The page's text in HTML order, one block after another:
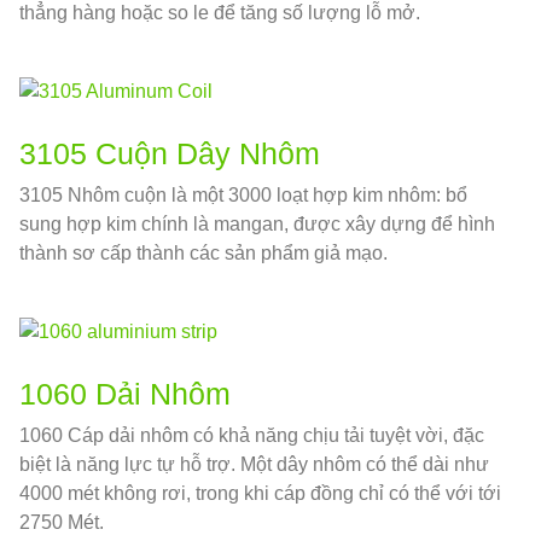
thẳng hàng hoặc so le để tăng số lượng lỗ mở.
3105 Cuộn Dây Nhôm
3105 Nhôm cuộn là một 3000 loạt hợp kim nhôm: bổ
sung hợp kim chính là mangan, được xây dựng để hình
thành sơ cấp thành các sản phẩm giả mạo.
1060 Dải Nhôm
1060 Cáp dải nhôm có khả năng chịu tải tuyệt vời, đặc
biệt là năng lực tự hỗ trợ. Một dây nhôm có thể dài như
4000 mét không rơi, trong khi cáp đồng chỉ có thể với tới
2750 Mét.